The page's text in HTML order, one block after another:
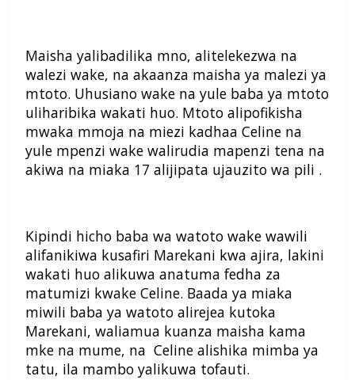
Maisha yalibadilika mno, alitelekezwa na
walezi wake, na akaanza maisha ya malezi ya
mtoto. Uhusiano wake na yule baba ya mtoto
uliharibika wakati huo. Mtoto alipofikisha
mwaka mmoja na miezi kadhaa Celine na
yule mpenzi wake walirudia mapenzi tena na
akiwa na miaka 17 alijipata ujauzito wa pili .
Kipindi hicho baba wa watoto wake wawili
alifanikiwa kusafiri Marekani kwa ajira, lakini
wakati huo alikuwa anatuma fedha za
matumizi kwake Celine. Baada ya miaka
miwili baba ya watoto alirejea kutoka
Marekani, waliamua kuanza maisha kama
mke na mume, na Celine alishika mimba ya
tatu, ila mambo yalikuwa tofauti.